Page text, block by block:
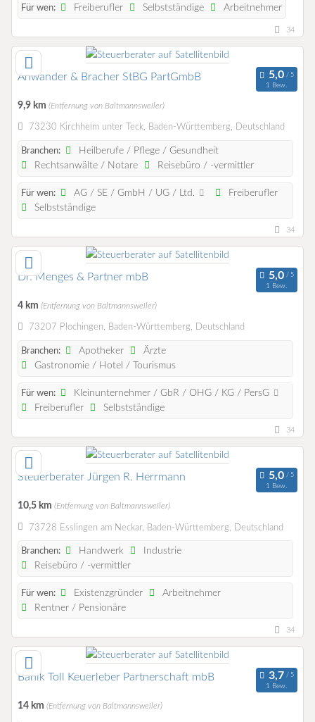
Für wen: Freiberufler Selbstständige Arbeitnehmer
34
Anwander & Bracher StBG PartGmbB
1 Bew.
9,9 km (Entfernung von Baltmannsweiler)
73230 Kirchheim unter Teck, Baden-Württemberg, Deutschland
Branchen:
Heilberufe / Pflege / Gesundheit
Rechtsanwälte / Notare
Reisebüro / -vermittler
Für wen: AG / SE / GmbH / UG / Ltd.
Freiberufler
Selbstständige
34
Dr. Menges & Partner mbB
1 Bew.
4 km (Entfernung von Baltmannsweiler)
73207 Plochingen, Baden-Württemberg, Deutschland
Branchen: Apotheker
Ärzte
Gastronomie / Hotel / Tourismus
Für wen:
Kleinunternehmer / GbR / OHG / KG / PersG
Freiberufler
Selbstständige
34
Steuerberater Jürgen R. Herrmann
1 Bew.
10,5 km (Entfernung von Baltmannsweiler)
73728 Esslingen am Neckar, Baden-Württemberg, Deutschland
Branchen: Handwerk
Industrie
Reisebüro / -vermittler
Für wen: Existenzgründer
Arbeitnehmer
Rentner / Pensionäre
34
Banik Toll Keuerleber Partnerschaft mbB
1 Bew.
14 km (Entfernung von Baltmannsweiler)